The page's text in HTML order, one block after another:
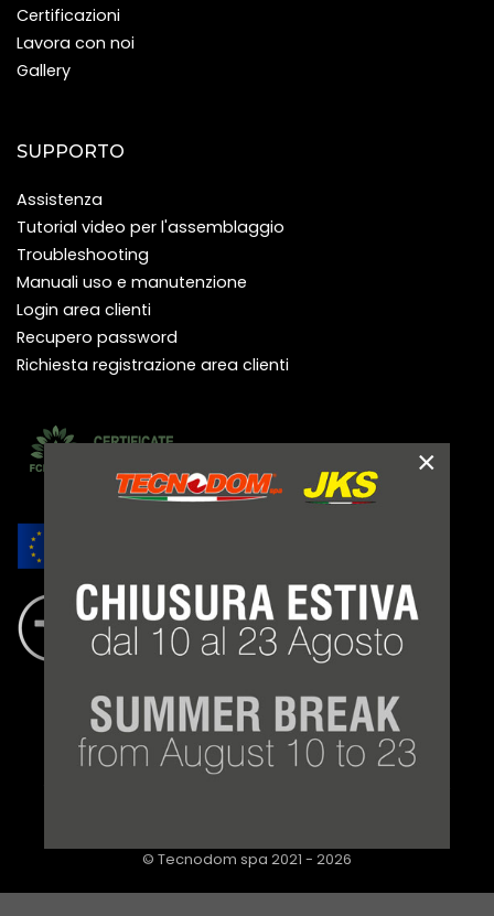
Certificazioni
Lavora con noi
Gallery
SUPPORTO
Assistenza
Tutorial video per l'assemblaggio
Troubleshooting
Manuali uso e manutenzione
Login area clienti
Recupero password
Richiesta registrazione area clienti
NOTE LEGALI TERMINI E CONDIZIONI PRIVACY POLICY
© Tecnodom spa 2021 - 2026
×